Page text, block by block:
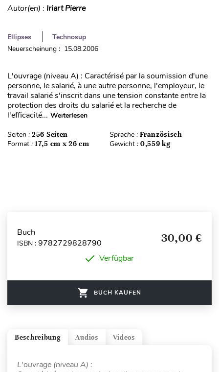
Autor(en) : Iriart Pierre
Ellipses
Technosup
Neuerscheinung : 15.08.2006
L'ouvrage (niveau A) : Caractérisé par la soumission d'une
personne, le salarié, à une autre personne, l'employeur, le
travail salarié s'inscrit dans une tension constante entre la
protection des droits du salarié et la recherche de
l'efficacité... Weiterlesen
Seiten : 256 Seiten Sprache : Französisch
Format : 17,5 cm x 26 cm Gewicht : 0,559 kg
Buch
ISBN : 9782729828790 30,00 €
Verfügbar
BUCH KAUFEN
Videos
Audios
Beschreibung
L'ouvrage (niveau A) :